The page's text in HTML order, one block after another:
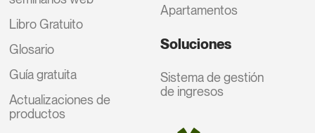
Libro Gratuito
Glosario
Guía gratuita
Actualizaciones de
productos
Apartamentos
Soluciones
Sistema de gestión
de ingresos